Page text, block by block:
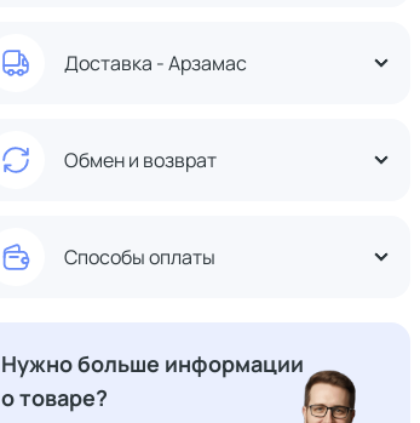
Доставка - Арзамас
Обмен и возврат
Способы оплаты
Нужно больше информации
о товаре?